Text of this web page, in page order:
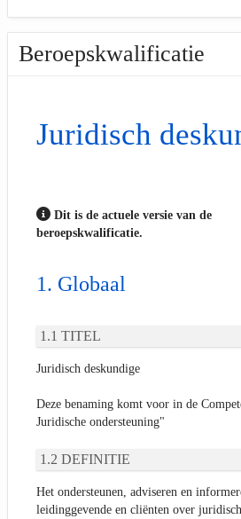
Beroepskwalificatie
Juridisch
Dit is de actuele versie van de
beroepskwalificatie.
Globaal
TITEL
Juridisch deskundige
Deze benaming komt voor in de
Juridische ondersteuning"
DEFINITIE
Het ondersteunen, adviseren en
leidinggevende en cliënten over